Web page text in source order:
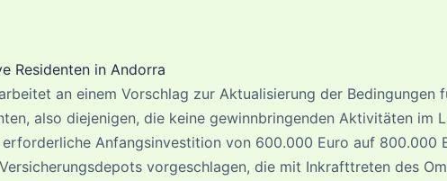
Residenten in Andorra
an einem Vorschlag zur Aktualisierung der Bedingungen
also diejenigen, die keine gewinnbringenden Aktivitäten im
Anfangsinvestition von 600.000 Euro auf 800.000
vorgeschlagen, die mit Inkrafttreten des